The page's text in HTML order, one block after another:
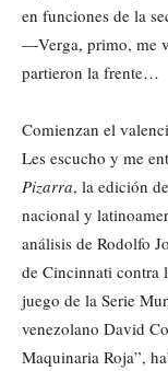
en funciones de la
—Verga, primo, me
partieron la frente…
Comienzan el
Les escucho y me
Pizarra, la edición
nacional y
análisis de Rodolfo
de Cincinnati contra
juego de la Serie
venezolano David
Maquinaria Roja”,